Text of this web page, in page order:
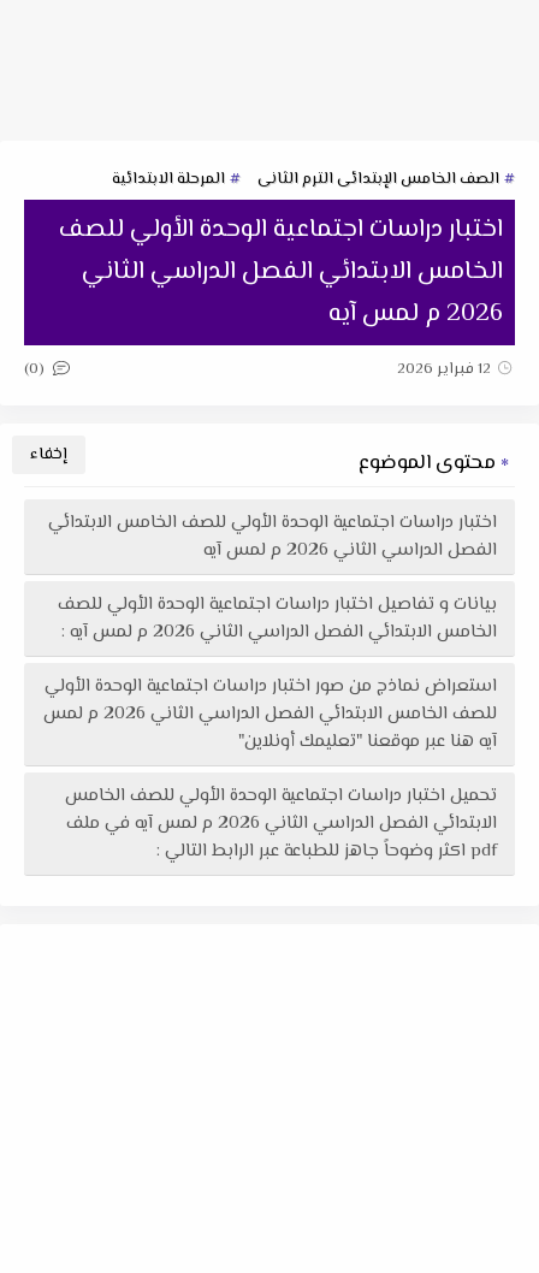
الصف الخامس الإبتدائى الترم الثانى المرحلة الابتدائية
اختبار دراسات اجتماعية الوحدة الأولي للصف
الخامس الابتدائي الفصل الدراسي الثاني
2026 م لمس آيه
12 فبراير 2026 (0)
محتوى الموضوع
اختبار دراسات اجتماعية الوحدة الأولي للصف الخامس الابتدائي
الفصل الدراسي الثاني 2026 م لمس آيه
بيانات و تفاصيل اختبار دراسات اجتماعية الوحدة الأولي للصف
الخامس الابتدائي الفصل الدراسي الثاني 2026 م لمس آيه :
استعراض نماذج من صور اختبار دراسات اجتماعية الوحدة الأولي
للصف الخامس الابتدائي الفصل الدراسي الثاني 2026 م لمس
آيه هنا عبر موقعنا "تعليمك أونلاين"
تحميل اختبار دراسات اجتماعية الوحدة الأولي للصف الخامس
الابتدائي الفصل الدراسي الثاني 2026 م لمس آيه في ملف
pdf اكثر وضوحاً جاهز للطباعة عبر الرابط التالي :